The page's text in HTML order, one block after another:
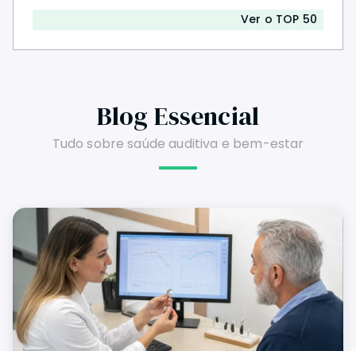
Ver o TOP 50
Blog Essencial
Tudo sobre saúde auditiva e bem-estar